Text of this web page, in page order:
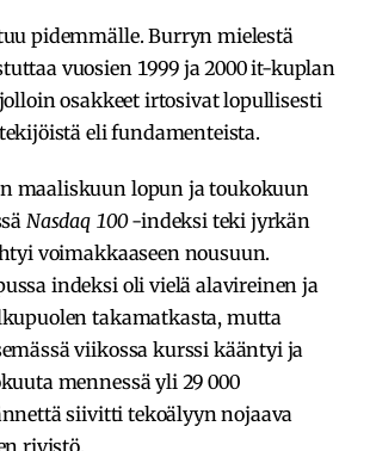
pidemmälle. Burryn mielestä
vuosien 1999 ja 2000 it-kuplan
osakkeet irtosivat lopullisesti
eli fundamenteista.
maaliskuun lopun ja toukokuun
Nasdaq 100-indeksi teki jyrkän
voimakkaaseen nousuun.
indeksi oli vielä alavireinen ja
takamatkasta, mutta
viikossa kurssi kääntyi ja
mennessä yli 29 000
siivitti tekoälyyn nojaava
rivistö.